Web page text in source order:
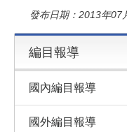
發布日期：2013年
編目報導
國內編目報導
國外編目報導